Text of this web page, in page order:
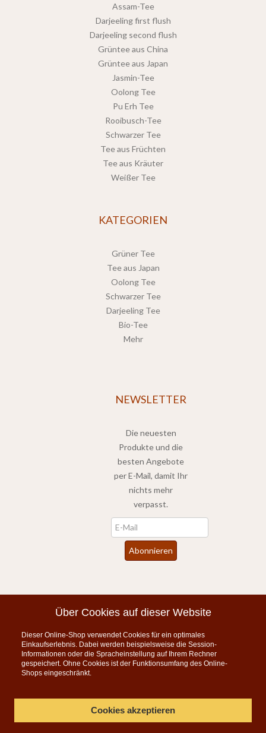
Assam-Tee
Darjeeling first flush
Darjeeling second flush
Grüntee aus China
Grüntee aus Japan
Jasmin-Tee
Oolong Tee
Pu Erh Tee
Rooibusch-Tee
Schwarzer Tee
Tee aus Früchten
Tee aus Kräuter
Weißer Tee
KATEGORIEN
Grüner Tee
Tee aus Japan
Oolong Tee
Schwarzer Tee
Darjeeling Tee
Bio-Tee
Mehr
NEWSLETTER
Die neuesten
Produkte und die
besten Angebote
per E-Mail, damit Ihr
nichts mehr
verpasst.
Abonnieren
Instagram
KONTAKT
Über Cookies auf dieser Website
Dieser Online-Shop verwendet Cookies für ein optimales
Einkaufserlebnis. Dabei werden beispielsweise die Session-
Informationen oder die Spracheinstellung auf Ihrem Rechner
gespeichert. Ohne Cookies ist der Funktionsumfang des Online-
Shops eingeschränkt.
Cookies akzeptieren